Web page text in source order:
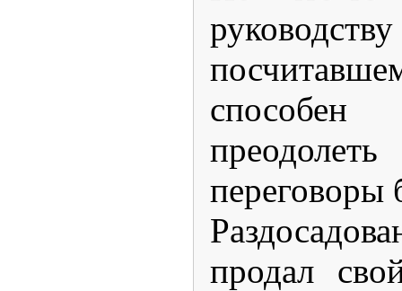
способен
переговоры
продал